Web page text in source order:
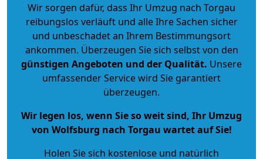
Wir sorgen dafür, dass Ihr Umzug nach Torgau
reibungslos verläuft und alle Ihre Sachen sicher
und unbeschadet an Ihrem Bestimmungsort
ankommen. Überzeugen Sie sich selbst von den
günstigen Angeboten und der Qualität. Unsere
umfassender Service wird Sie garantiert
überzeugen.
Wir legen los, wenn Sie so weit sind, Ihr Umzug
von Wolfsburg nach Torgau wartet auf Sie!
Holen Sie sich kostenlose und natürlich